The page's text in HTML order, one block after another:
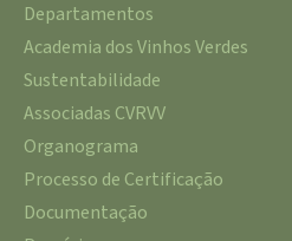
Departamentos
Academia dos Vinhos Verdes
Sustentabilidade
Associadas CVRVV
Organograma
Processo de Certificação
Documentação